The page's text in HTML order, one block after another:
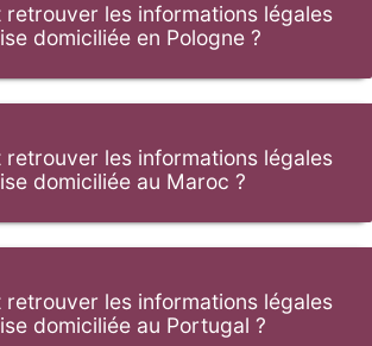
retrouver les informations légales
domiciliée en Pologne ?
retrouver les informations légales
domiciliée au Maroc ?
retrouver les informations légales
domiciliée au Portugal ?